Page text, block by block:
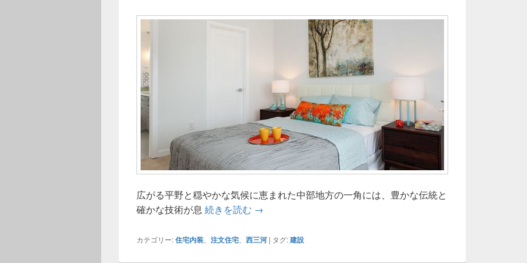
広がる平野と穏やかな気候に恵まれた中部地方の一角には、豊かな伝統と
確かな技術が息 続きを読む 西三河で建てる家は本当に一生モノか後悔しがちな盲点と落と
→
カテゴリー:住宅内装 注文住宅 西三河 | タグ:建設